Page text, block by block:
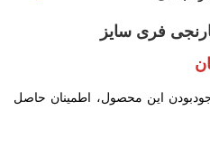
فری سایز
این محصول، اطمینان حاصل